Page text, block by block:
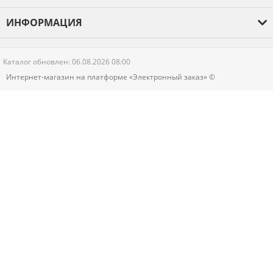
Новости
ИНФОРМАЦИЯ
Каталог обновлен: 06.08.2026 08:00
Интернет-магазин на платформе «Электронный заказ» ©